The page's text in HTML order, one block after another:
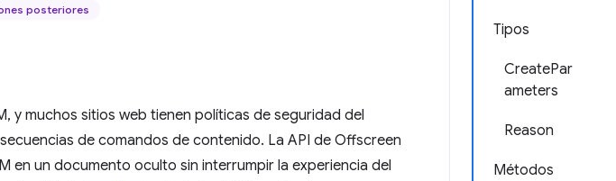
Tipos
CreatePar
ameters
Reason
Métodos
posteriores
y muchos sitios web tienen políticas de seguridad del
de comandos de contenido. La API de Offscreen
en un documento oculto sin interrumpir la experiencia del